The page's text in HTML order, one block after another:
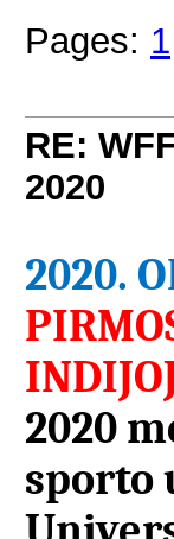
Pages: 1
RE:
2020
2020.
2020
sporto